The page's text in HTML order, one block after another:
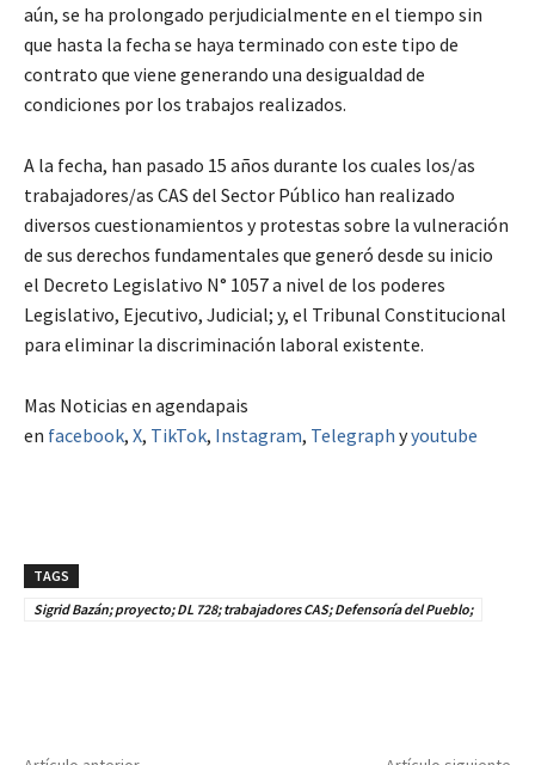
aún, se ha prolongado perjudicialmente en el tiempo sin
que hasta la fecha se haya terminado con este tipo de
contrato que viene generando una desigualdad de
condiciones por los trabajos realizados.
A la fecha, han pasado 15 años durante los cuales los/as
trabajadores/as CAS del Sector Público han realizado
diversos cuestionamientos y protestas sobre la vulneración
de sus derechos fundamentales que generó desde su inicio
el Decreto Legislativo N° 1057 a nivel de los poderes
Legislativo, Ejecutivo, Judicial; y, el Tribunal Constitucional
para eliminar la discriminación laboral existente.
Mas Noticias en agendapais
en facebook, X, TikTok, Instagram, Telegraph yyoutube
TAGS
Sigrid Bazán; proyecto; DL 728; trabajadores CAS; Defensoría del Pueblo;